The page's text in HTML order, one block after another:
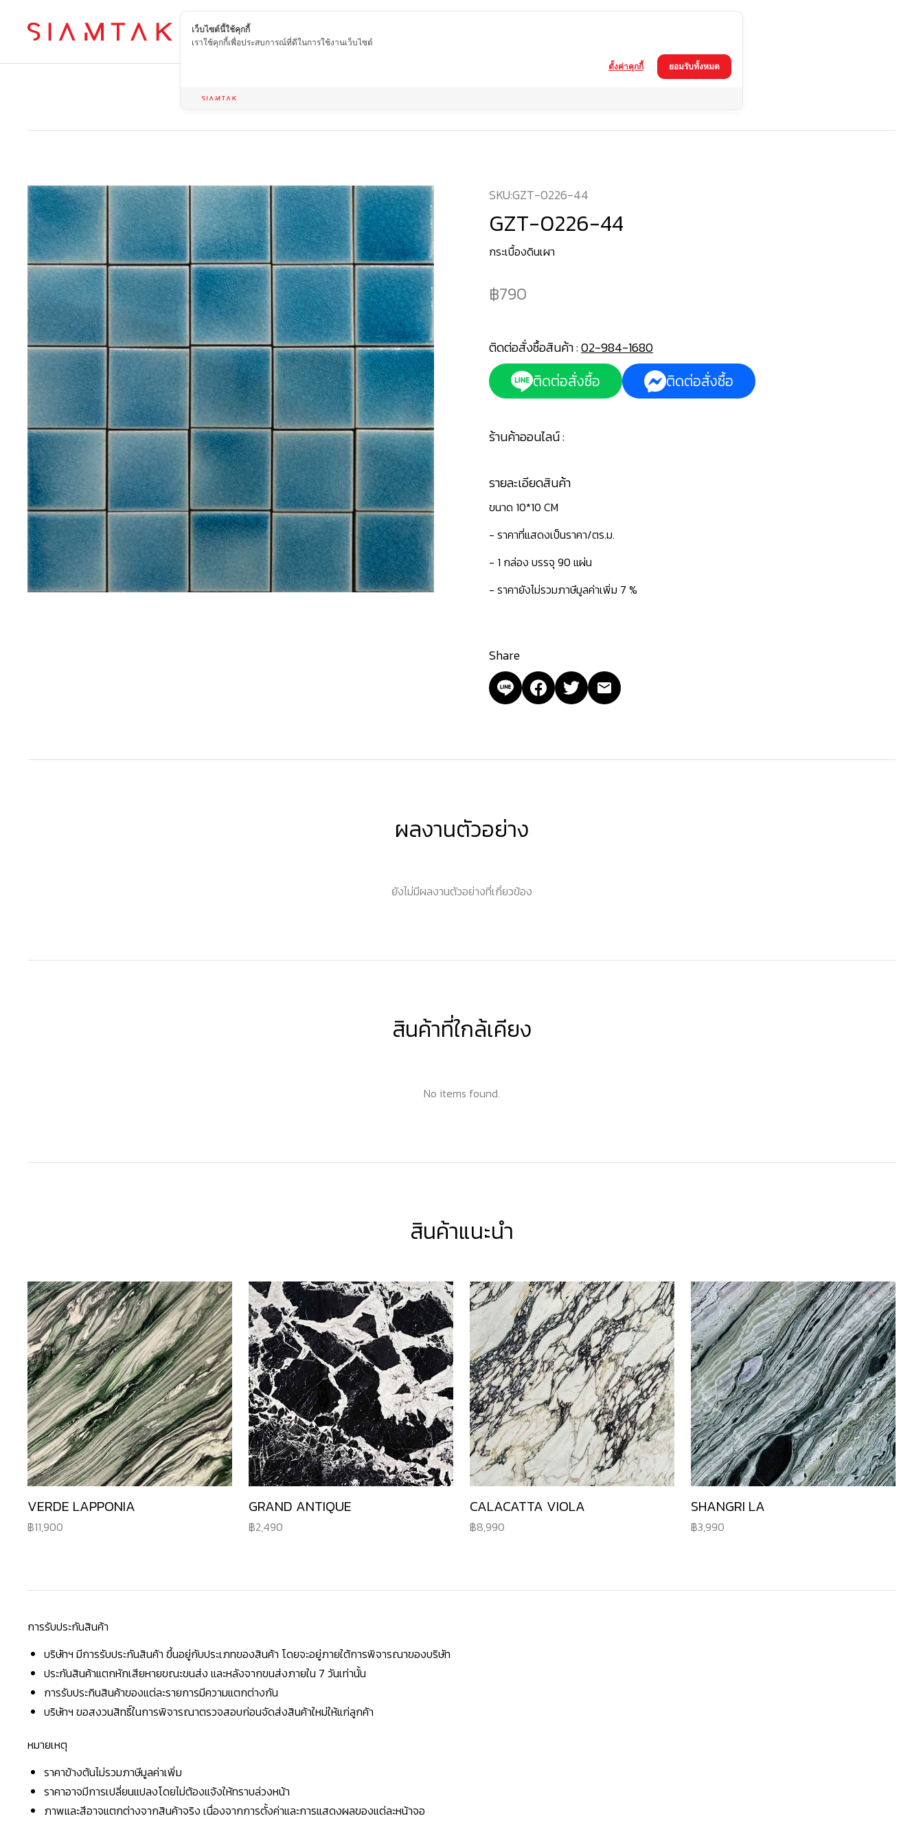
TH
SKU:GZT-0226-44
GZT-0226-44
กระเบื้องดินเผา
790
ติดต่อสั่งซื้อสินค้า :02-984-1680
ติดต่อสั่งซื้อ ติดต่อสั่งซื้อ
ร้านค้าออนไลน์ :
รายละเอียดสินค้า
ขนาด 10*10 CM
- ราคาที่แสดงเป็นราคา/ตร.ม.
- 1 กล่อง บรรจุ 90 แผ่น
- ราคายังไม่รวมภาษีมูลค่าเพิ่ม 7 %
Share
ผลงานตัวอย่าง
ยังไม่มีผลงานตัวอย่างที่เกี่ยวข้อง
สินค้าที่ใกล้เคียง
No items found.
สินค้าแนะนำ
VERDE LAPPONIA
11,900
GRAND ANTIQUE
2,490
CALACATTA VIOLA
8,990
SHANGRI LA
3,990
การรับประกันสินค้า
บริษัทฯ มีการรับประกันสินค้า ขึ้นอยู่กับประเภทของสินค้า โดยจะอยู่ภายใต้การพิจารณาของบริษัท
ประกันสินค้าแตกหักเสียหายขณะขนส่ง และหลังจากขนส่งภายใน 7 วันเท่านั้น
การรับประกินสินค้าของแต่ละรายการมีความแตกต่างกัน
บริษัทฯ ขอสงวนสิทธิ์ในการพิจารณาตรวจสอบก่อนจัดส่งสินค้าใหม่ให้แก่ลูกค้า
หมายเหตุ
ราคาข้างต้นไม่รวมภาษีมูลค่าเพิ่ม
ราคาอาจมีการเปลี่ยนแปลงโดยไม่ต้องแจ้งให้ทราบล่วงหน้า
ภาพและสีอาจแตกต่างจากสินค้าจริง เนื่องจากการตั้งค่าและการแสดงผลของแต่ละหน้าจอ
เว็บไซต์นี้ใช้คุกกี้
เราใช้คุกกี้เพื่อประสบการณ์ที่ดีในการใช้งานเว็บไซต์
ยอมรับทั้งหมด
ตั้งค่าคุกกี้